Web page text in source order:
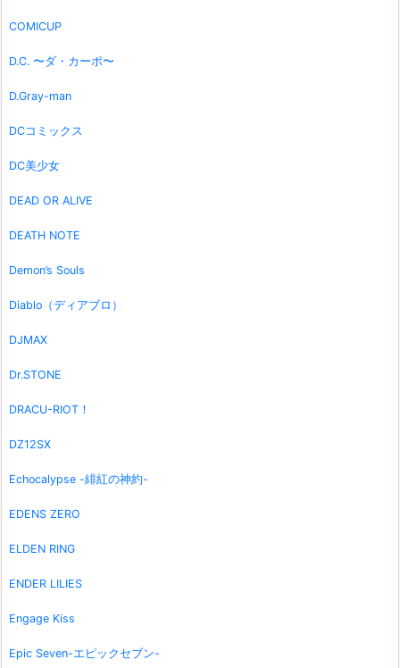
COMICUP
D.C. 〜ダ・カーポ〜
D.Gray-man
DCコミックス
DC美少女
DEAD OR ALIVE
DEATH NOTE
Demon’s Souls
Diablo（ディアブロ）
DJMAX
Dr.STONE
DRACU-RIOT！
DZ12SX
Echocalypse -緋紅の神約-
EDENS ZERO
ELDEN RING
ENDER LILIES
Engage Kiss
Epic Seven-エピックセブン-